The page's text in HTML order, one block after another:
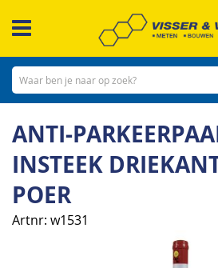
naar
inhoud
ANTI-
INSTEEK
POER
Artnr w1531